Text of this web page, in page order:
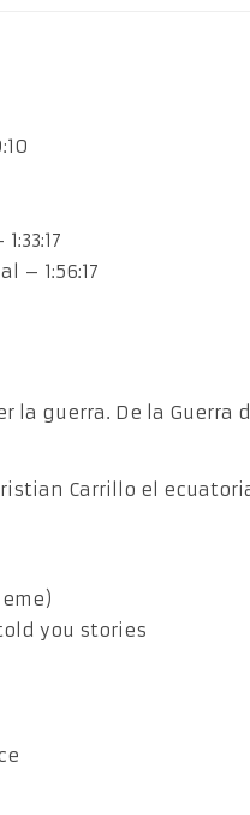
– 1:56:17
la guerra. De la Guerra
Carrillo el
you stories